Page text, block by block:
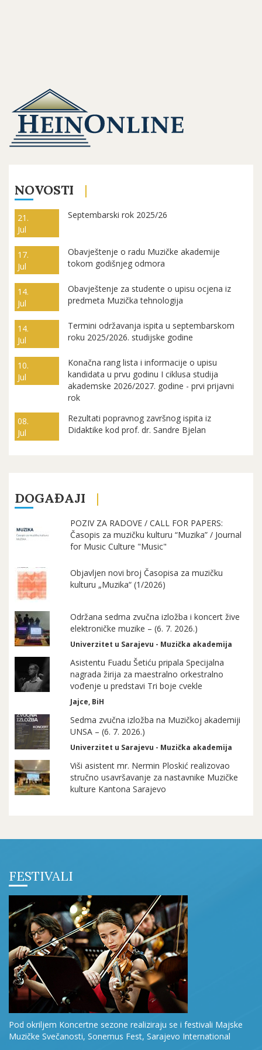
NOVOSTI
21.
Jul
Septembarski rok 2025/26
17.
Jul
Obavještenje o radu Muzičke akademije
tokom godišnjeg odmora
14.
Jul
Obavještenje za studente o upisu ocjena iz
predmeta Muzička tehnologija
14.
Jul
Termini održavanja ispita u septembarskom
roku 2025/2026. studijske godine
10.
Jul
Konačna rang lista i informacije o upisu
kandidata u prvu godinu I ciklusa studija
akademske 2026/2027. godine - prvi prijavni
rok
08.
Jul
Rezultati popravnog završnog ispita iz
Didaktike kod prof. dr. Sandre Bjelan
DOGAĐAJI
POZIV ZA RADOVE / CALL FOR PAPERS:
Časopis za muzičku kulturu “Muzika” / Journal
for Music Culture "Music"
Objavljen novi broj Časopisa za muzičku
kulturu „Muzika“ (1/2026)
Održana sedma zvučna izložba i koncert žive
elektroničke muzike – (6. 7. 2026.)
Univerzitet u Sarajevu - Muzička akademija
Asistentu Fuadu Šetiću pripala Specijalna
nagrada žirija za maestralno orkestralno
vođenje u predstavi Tri boje cvekle
Jajce, BiH
Sedma zvučna izložba na Muzičkoj akademiji
UNSA – (6. 7. 2026.)
Univerzitet u Sarajevu - Muzička akademija
Viši asistent mr. Nermin Ploskić realizovao
stručno usavršavanje za nastavnike Muzičke
kulture Kantona Sarajevo
FESTIVALI
Pod okriljem Koncertne sezone realiziraju se i festivali Majske
Muzičke Svečanosti, Sonemus Fest, Sarajevo International